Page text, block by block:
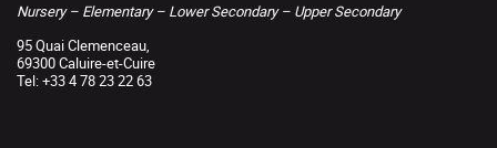
Nursery – Elementary – Lower Secondary – Upper Secondary
95 Quai Clemenceau,
69300 Caluire-et-Cuire
Tel: +33 4 78 23 22 63